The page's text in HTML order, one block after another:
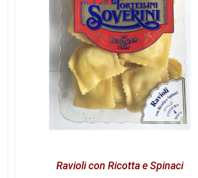
Ravioli con Ricotta e Spinaci